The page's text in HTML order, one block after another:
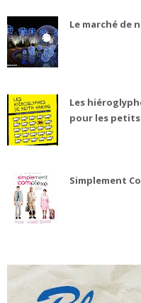
Le marché de
Les
pour les
Simplement